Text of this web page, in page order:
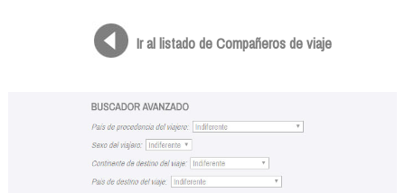
Ir al listado de Compañeros de viaje